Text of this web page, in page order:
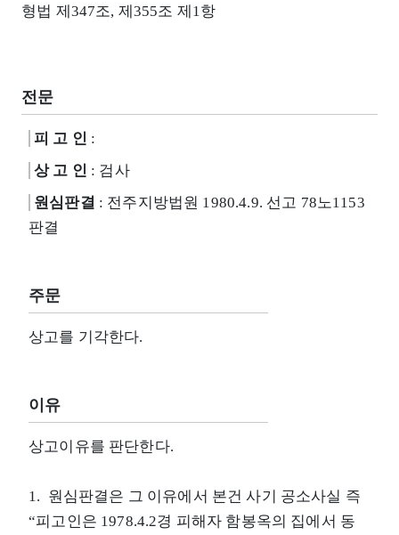
형법 제347조, 제355조 제1항
전문
피 고 인 :
상 고 인 : 검사
원심판결 : 전주지방법원 1980.4.9. 선고 78노1153
판결
주문
상고를 기각한다.
이유
상고이유를 판단한다.
1. 원심판결은 그 이유에서 본건 사기 공소사실 즉
“피고인은 1978.4.2경 피해자 함봉옥의 집에서 동